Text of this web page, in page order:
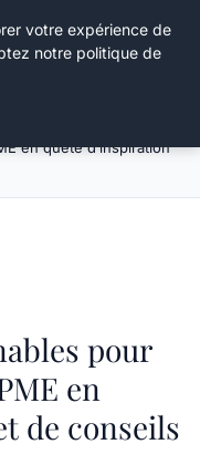
pour les
en quête d’inspiration
pour
en
de conseils
votre expérience de
notre politique de